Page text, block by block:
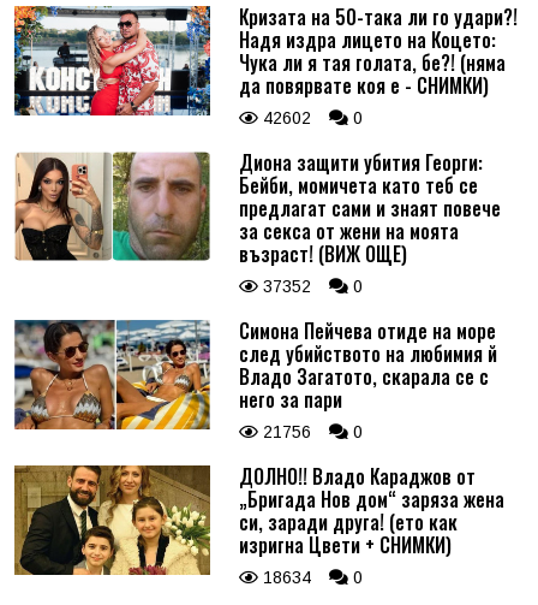
Кризата на 50-така ли го удари?!
Надя издра лицето на Коцето:
Чука ли я тая голата, бе?! (няма
да повярвате коя е - СНИМКИ)
42602 0
Диона защити убития Георги:
Бейби, момичета като теб се
предлагат сами и знаят повече
за секса от жени на моята
възраст! (ВИЖ ОЩЕ)
37352 0
Симона Пейчева отиде на море
след убийството на любимия й
Владо Загатото, скарала се с
него за пари
21756 0
ДОЛНО!! Владо Караджов от
„Бригада Нов дом“ заряза жена
си, заради друга! (ето как
изригна Цвети + СНИМКИ)
18634 0